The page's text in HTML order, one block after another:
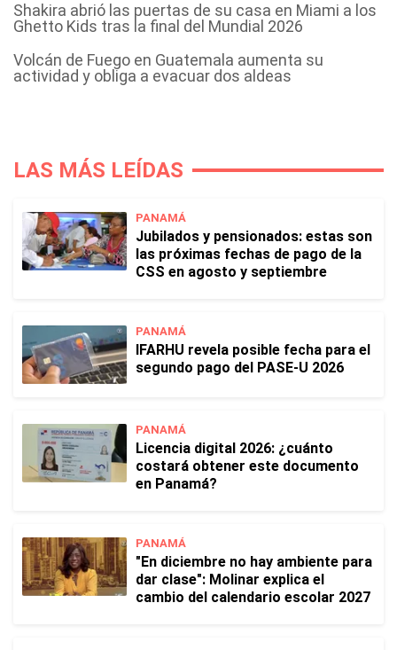
Shakira abrió las puertas de su casa en Miami a los
Ghetto Kids tras la final del Mundial 2026
Volcán de Fuego en Guatemala aumenta su
actividad y obliga a evacuar dos aldeas
LAS MÁS LEÍDAS
PANAMÁ
Jubilados y pensionados: estas son
las próximas fechas de pago de la
CSS en agosto y septiembre
PANAMÁ
IFARHU revela posible fecha para el
segundo pago del PASE-U 2026
PANAMÁ
Licencia digital 2026: ¿cuánto
costará obtener este documento
en Panamá?
PANAMÁ
"En diciembre no hay ambiente para
dar clase": Molinar explica el
cambio del calendario escolar 2027